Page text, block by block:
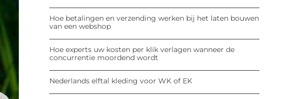
Hoe betalingen en verzending werken bij het laten bouwen
van een webshop
Hoe experts uw kosten per klik verlagen wanneer de
concurrentie moordend wordt
Nederlands elftal kleding voor WK of EK